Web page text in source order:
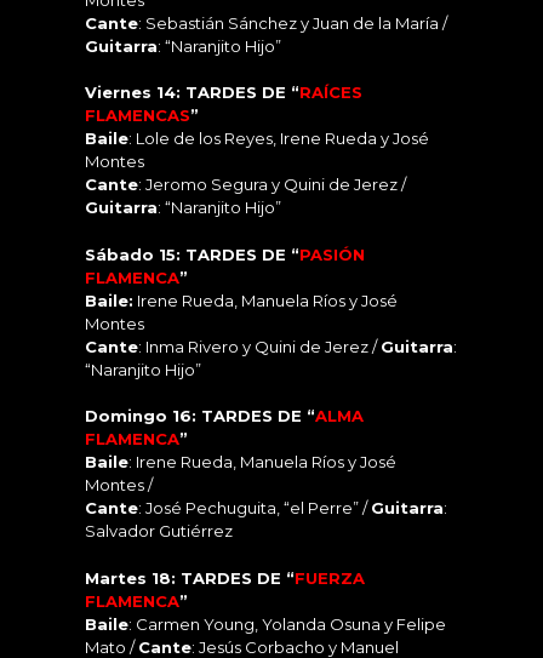
Cante: Sebastián Sánchez y Juan de la María /
Guitarra: “Naranjito Hijo”
Viernes 14: TARDES DE “RAÍCES
FLAMENCAS”
Baile: Lole de los Reyes, Irene Rueda y José
Montes
Cante: Jeromo Segura y Quini de Jerez /
Guitarra: “Naranjito Hijo”
Sábado 15: TARDES DE “PASIÓN
FLAMENCA”
Baile: Irene Rueda, Manuela Ríos y José
Montes
Cante: Inma Rivero y Quini de Jerez /Guitarra:
“Naranjito Hijo”
Domingo 16: TARDES DE “ALMA
FLAMENCA”
Baile: Irene Rueda, Manuela Ríos y José
Montes /
Cante: José Pechuguita, “el Perre” /Guitarra:
Salvador Gutiérrez
Martes 18: TARDES DE “FUERZA
FLAMENCA”
Baile: Carmen Young, Yolanda Osuna y Felipe
Mato /Cante: Jesús Corbacho y Manuel